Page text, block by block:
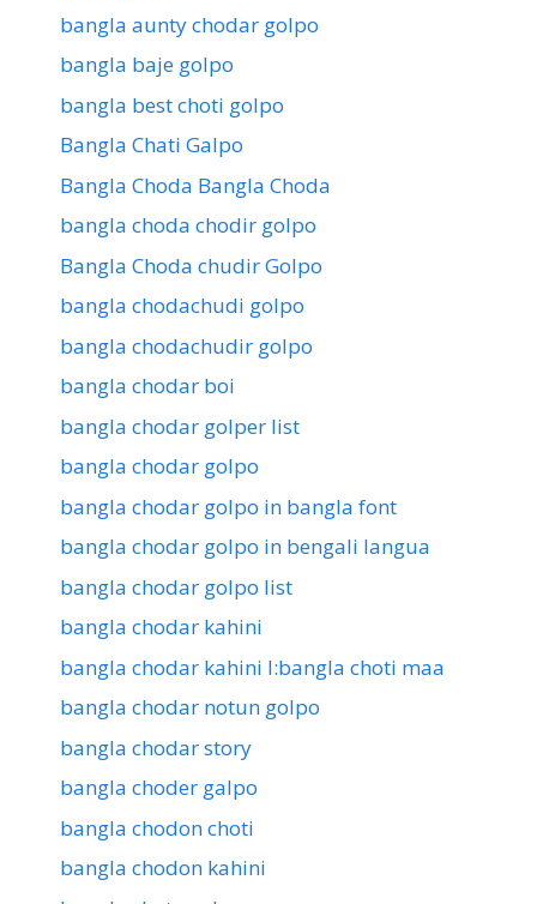
bangla aunty chodar golpo
bangla baje golpo
bangla best choti golpo
Bangla Chati Galpo
Bangla Choda Bangla Choda
bangla choda chodir golpo
Bangla Choda chudir Golpo
bangla chodachudi golpo
bangla chodachudir golpo
bangla chodar boi
bangla chodar golper list
bangla chodar golpo
bangla chodar golpo in bangla font
bangla chodar golpo in bengali langua
bangla chodar golpo list
bangla chodar kahini
bangla chodar kahini l:bangla choti maa
bangla chodar notun golpo
bangla chodar story
bangla choder galpo
bangla chodon choti
bangla chodon kahini